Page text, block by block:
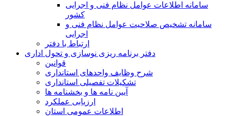
سامانه اطلاعات عوامل نظام فنی و اجرایی
کشور
سامانه تشخیص صلاحیت عوامل نظام فنی و
اجرایی
ارتباط با دفتر
دفتر برنامه ريزی نوسازی و تحول اداری
قوانین
شرح وظایف واحدهای استانداری
تشکیلات تفصیلی استانداری
آیین نامه ها و بخشنامه ها
ارزیابی عملکرد
اطلاعات عمومی استان